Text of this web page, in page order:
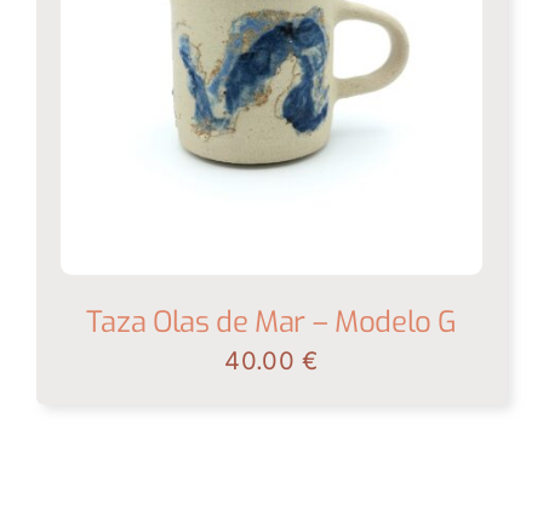
Taza Olas de Mar – Modelo G
40.00€